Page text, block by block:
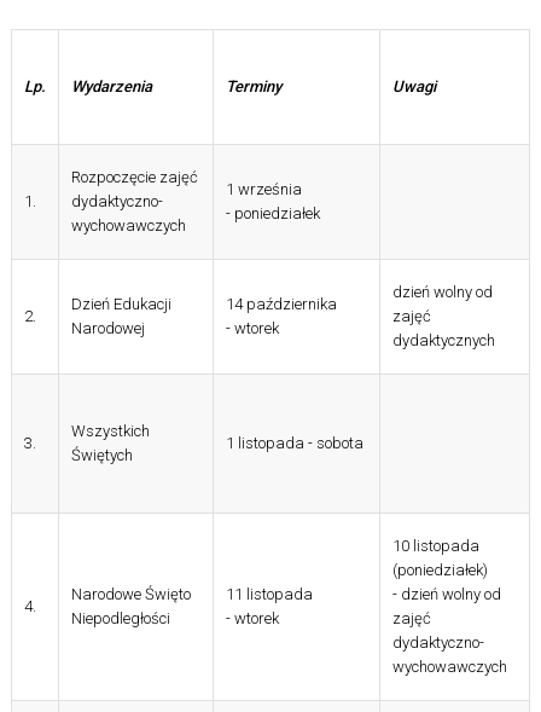
Lp. Wydarzenia Terminy Uwagi
1.
Rozpoczęcie zajęć
dydaktyczno-
wychowawczych
1 września
- poniedziałek
2.
Dzień Edukacji
Narodowej
14 października
- wtorek
dzień wolny od
zajęć
dydaktycznych
3.
Wszystkich
Świętych
1 listopada - sobota
4.
Narodowe Święto
Niepodległości
11 listopada
- wtorek
10 listopada
(poniedziałek)
- dzień wolny od
zajęć
dydaktyczno-
wychowawczych